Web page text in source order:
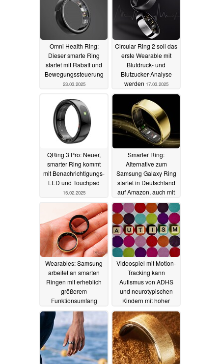
Omni Health Ring:
Dieser smarte Ring
startet mit Rabatt und
Bewegungssteuerung
23.03.2025
Circular Ring 2 soll das
erste Wearable mit
Blutdruck- und
Blutzucker-Analyse
werden 17.03.2025
QRing 3 Pro: Neuer,
smarter Ring kommt
mit Benachrichtigungs-
LED und Touchpad
15.02.2025
Smarter Ring:
Alternative zum
Samsung Galaxy Ring
startet in Deutschland
auf Amazon, auch mit
Apnoe-Erkennung
11.02.2025
Wearables: Samsung
arbeitet an smarten
Ringen mit erheblich
größerem
Funktionsumfang
06.02.2025
Videospiel mit Motion-
Tracking kann
Autismus von ADHS
und neurotypischen
Kindern mit hoher
Trefferquote
unterscheiden31.01.2025